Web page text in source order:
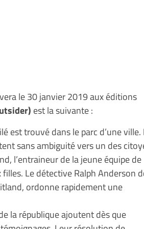
le 30 janvier 2019 aux éditions
est la suivante :
est trouvé dans le parc d’une ville.
sans ambiguité vers un des
l’entraineur de la jeune équipe de
filles. Le détective Ralph Anderson
ordonne rapidement une
la république ajoutent dès que